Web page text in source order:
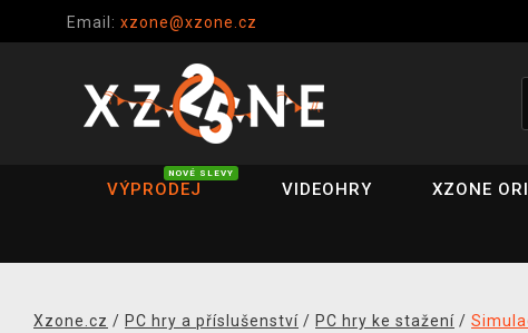
Email: xzone@xzone.cz
VÝPRODEJ
NOVÉ SLEVY
VIDEOHRY XZONE
Xzone.cz / PC hry a příslušenství / PC hry ke stažení /